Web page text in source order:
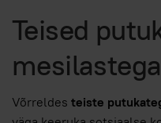
Teised
mesilastega
Võrreldes teiste